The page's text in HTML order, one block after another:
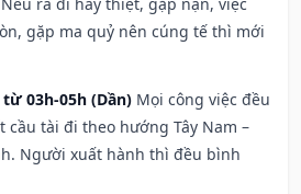
gặp ma quỷ nên cúng tế thì mới
03h-05h (Dần) Mọi công việc đều
tài đi theo hướng Tây Nam –
Người xuất hành thì đều bình